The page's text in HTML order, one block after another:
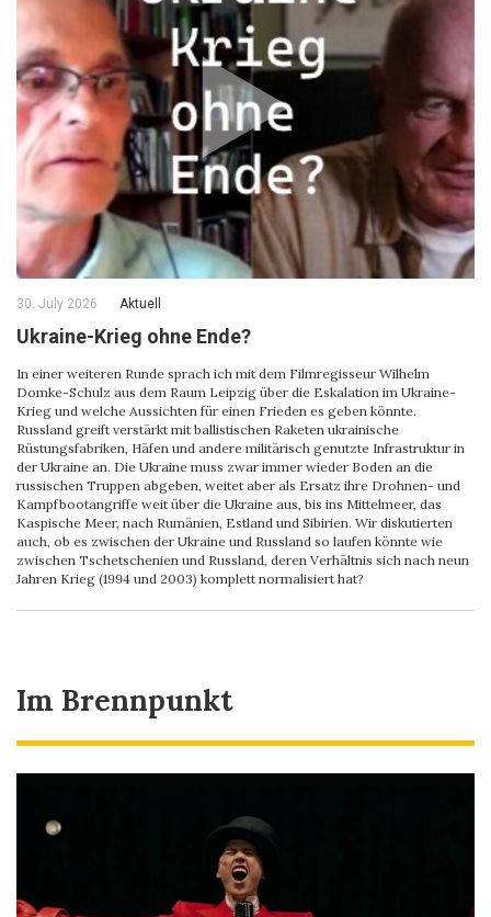
30. July 2026 Aktuell
Ukraine-Krieg ohne Ende?
In einer weiteren Runde sprach ich mit dem Filmregisseur Wilhelm
Domke-Schulz aus dem Raum Leipzig über die Eskalation im Ukraine-
Krieg und welche Aussichten für einen Frieden es geben könnte.
Russland greift verstärkt mit ballistischen Raketen ukrainische
Rüstungsfabriken, Häfen und andere militärisch genutzte Infrastruktur in
der Ukraine an. Die Ukraine muss zwar immer wieder Boden an die
russischen Truppen abgeben, weitet aber als Ersatz ihre Drohnen- und
Kampfbootangriffe weit über die Ukraine aus, bis ins Mittelmeer, das
Kaspische Meer, nach Rumänien, Estland und Sibirien. Wir diskutierten
auch, ob es zwischen der Ukraine und Russland so laufen könnte wie
zwischen Tschetschenien und Russland, deren Verhältnis sich nach neun
Jahren Krieg (1994 und 2003) komplett normalisiert hat?
Im Brennpunkt